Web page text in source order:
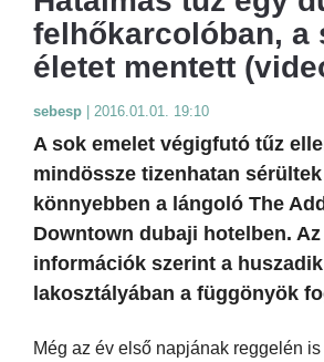
felhőkarcolóban, a
életet mentett
sebesp 2016.01.01. 19:10
A sok emelet végigfutó tűz
mindössze tizenhatan
könnyebben a lángoló The
Downtown dubaji hotelben.
információk szerint a
lakosztályában a függönyök
Még az év első napjának reggelén